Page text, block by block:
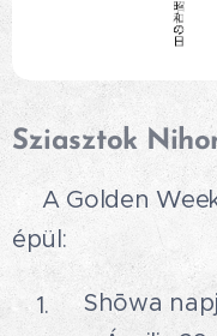
Sziasztok
💛A Golden
épül:
Shōwa